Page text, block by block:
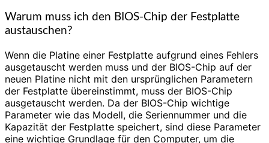
Warum muss ich den BIOS-Chip der Festplatte
austauschen?
Wenn die Platine einer Festplatte aufgrund eines Fehlers
ausgetauscht werden muss und der BIOS-Chip auf der
neuen Platine nicht mit den ursprünglichen Parametern
der Festplatte übereinstimmt, muss der BIOS-Chip
ausgetauscht werden. Da der BIOS-Chip wichtige
Parameter wie das Modell, die Seriennummer und die
Kapazität der Festplatte speichert, sind diese Parameter
eine wichtige Grundlage für den Computer, um die